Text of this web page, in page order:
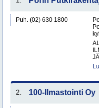
Puh. (02) 630 1800
2. 100-Ilmastointi Oy